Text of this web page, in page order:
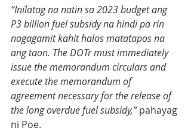
“Inilatag na natin sa 2023 budget ang
P3 billion fuel subsidy na hindi pa rin
nagagamit kahit halos matatapos na
ang taon. The DOTr must immediately
issue the memorandum circulars and
execute the memorandum of
agreement necessary for the release of
the long overdue fuel subsidy,” pahayag
ni Poe.